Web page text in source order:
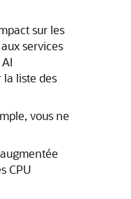
sur les
services
la liste des
vous ne
CPU